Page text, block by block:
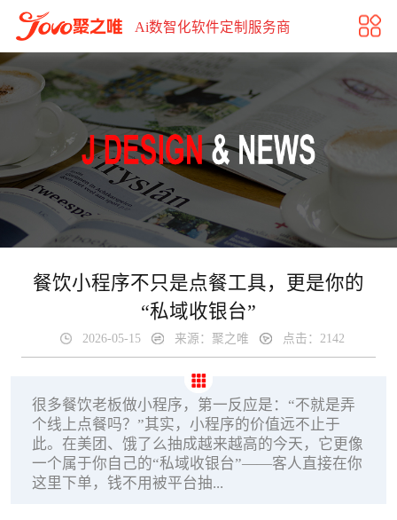
餐饮小程序不只是点餐工具，更是你的“私域收银台”
Ai数智化软件定制服务商
餐饮小程序不只是点餐工具，更是你的
“私域收银台”
2026-05-15 来源：聚之唯 点击：2142
很多餐饮老板做小程序，第一反应是：“不就是弄
个线上点餐吗？”其实，小程序的价值远不止于
此。在美团、饿了么抽成越来越高的今天，它更像
一个属于你自己的“私域收银台”——客人直接在你
这里下单，钱不用被平台抽...